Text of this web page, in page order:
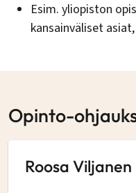
Esim. yliopiston
kansainväliset asiat,
Opinto-
Roosa Viljanen